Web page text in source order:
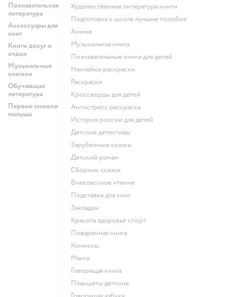
Познавательная
литература
Аксессуары для
книг
Книги досуг и
отдых
Музыкальные
книжки
Обучающая
литература
Первые книжки
малыша
художественная литература книги
подготовка к школе лучшие пособия
Аниме
музыкальная книга
познавательные книги для детей
наклейки раскраски
раскраски
кроссворды для детей
антистресс раскраска
история россии для детей
детские детективы
зарубежные сказки
детский роман
сборник сказок
внеклассное чтение
подставка для книг
закладки
красота здоровье спорт
поваренная книга
комиксы
манга
говорящая книга
Планшеты детские